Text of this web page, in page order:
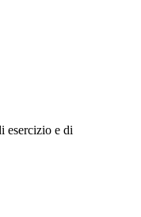
esercizio e di